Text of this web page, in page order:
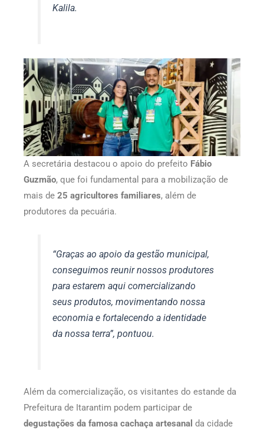
Kalila.
A secretária destacou o apoio do prefeito Fábio
Guzmão, que foi fundamental para a mobilização de
mais de 25 agricultores familiares, além de
produtores da pecuária.
“Graças ao apoio da gestão municipal,
conseguimos reunir nossos produtores
para estarem aqui comercializando
seus produtos, movimentando nossa
economia e fortalecendo a identidade
da nossa terra”, pontuou.
Além da comercialização, os visitantes do estande da
Prefeitura de Itarantim podem participar de
degustações da famosa cachaça artesanal da cidade